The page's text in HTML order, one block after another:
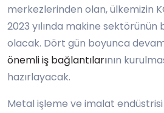
merkezlerinden olan, ülkemizin
2023 yılında makine sektörünün
olacak. Dört gün boyunca
önemli iş bağlantılarının
hazırlayacak.
Metal işleme ve imalat